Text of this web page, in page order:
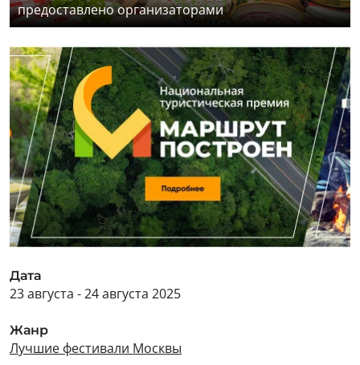
предоставлено организаторами
Дата
23 августа - 24 августа 2025
Жанр
Лучшие фестивали Москвы